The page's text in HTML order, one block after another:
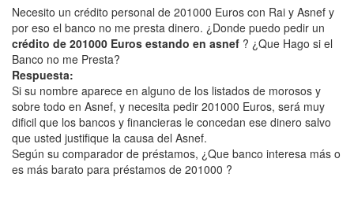
Necesito un crédito personal de 201000 Euros con Rai y Asnef y
por eso el banco no me presta dinero. ¿Donde puedo pedir un
crédito de 201000 Euros estando en asnef ? ¿Que Hago si el
Banco no me Presta?
Respuesta:
Si su nombre aparece en alguno de los listados de morosos y
sobre todo en Asnef, y necesita pedir 201000 Euros, será muy
dificil que los bancos y financieras le concedan ese dinero salvo
que usted justifique la causa del Asnef.
Según su comparador de préstamos, ¿Que banco interesa más o
es más barato para préstamos de 201000 ?